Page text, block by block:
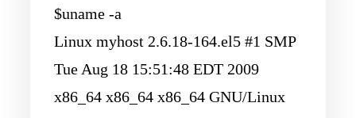
$uname -a
Linux myhost 2.6.18-164.el5 #1 SMP
Tue Aug 18 15:51:48 EDT 2009
x86_64 x86_64 x86_64 GNU/Linux